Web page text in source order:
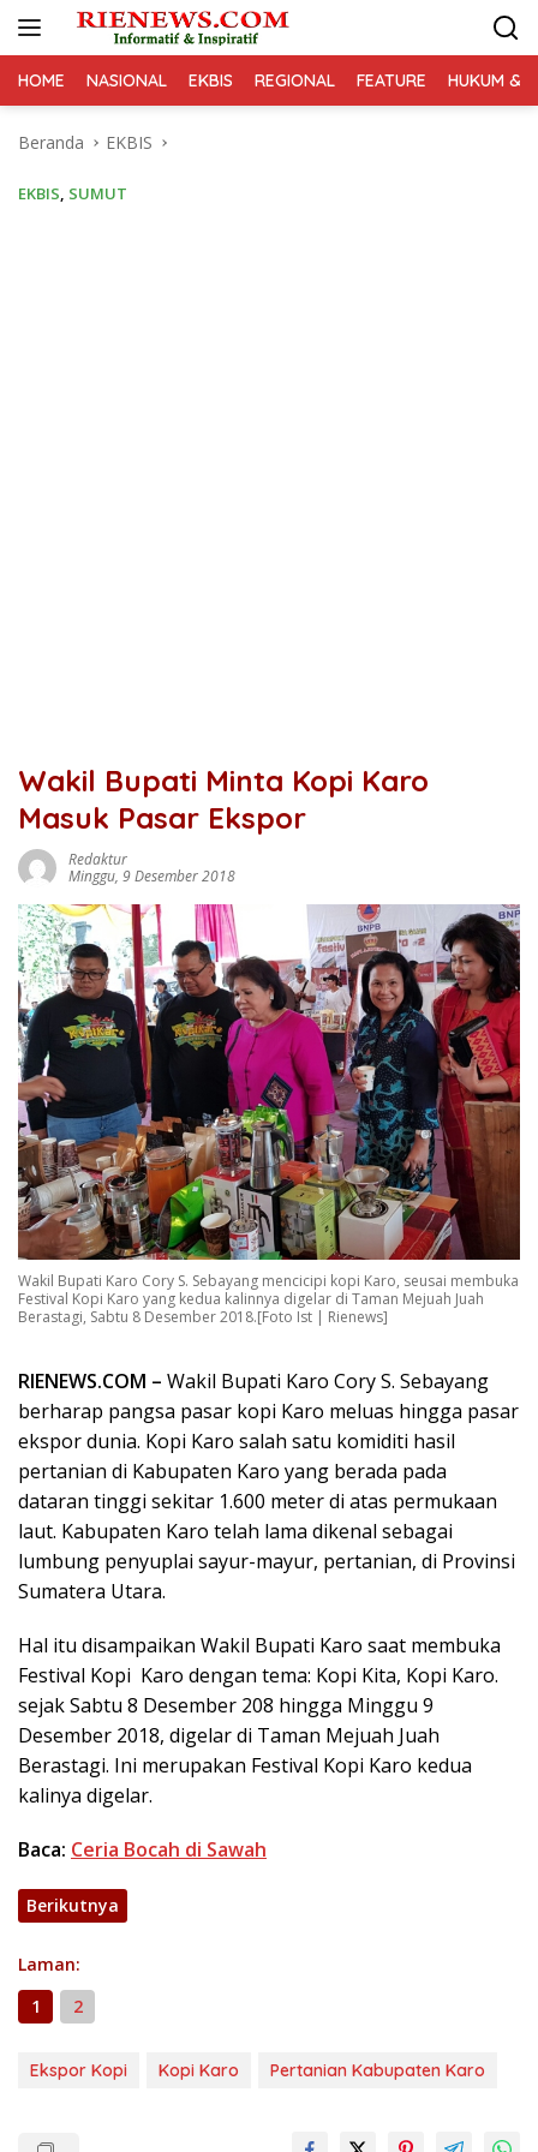
HOME NASIONAL EKBIS REGIONAL FEATURE HUKUM &
Beranda EKBIS
EKBIS, SUMUT
Wakil Bupati Minta Kopi Karo
Masuk Pasar Ekspor
Redaktur
Minggu, 9 Desember 2018
Wakil Bupati Karo Cory S. Sebayang mencicipi kopi Karo, seusai membuka
Festival Kopi Karo yang kedua kalinnya digelar di Taman Mejuah Juah
Berastagi, Sabtu 8 Desember 2018.[Foto Ist | Rienews]
RIENEWS.COM – Wakil Bupati Karo Cory S. Sebayang
berharap pangsa pasar kopi Karo meluas hingga pasar
ekspor dunia. Kopi Karo salah satu komiditi hasil
pertanian di Kabupaten Karo yang berada pada
dataran tinggi sekitar 1.600 meter di atas permukaan
laut. Kabupaten Karo telah lama dikenal sebagai
lumbung penyuplai sayur-mayur, pertanian, di Provinsi
Sumatera Utara.
Hal itu disampaikan Wakil Bupati Karo saat membuka
Festival Kopi Karo dengan tema: Kopi Kita, Kopi Karo.
sejak Sabtu 8 Desember 208 hingga Minggu 9
Desember 2018, digelar di Taman Mejuah Juah
Berastagi. Ini merupakan Festival Kopi Karo kedua
kalinya digelar.
Baca: Ceria Bocah di Sawah
Berikutnya
Laman:
1
2
Ekspor Kopi Kopi Karo Pertanian Kabupaten Karo